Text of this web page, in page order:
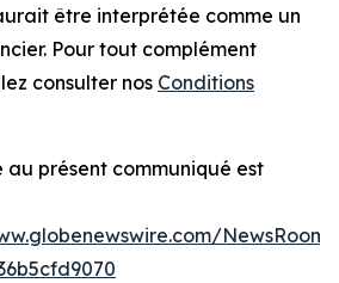
être interprétée comme un
Pour tout complément
consulter nos Conditions
au présent communiqué est